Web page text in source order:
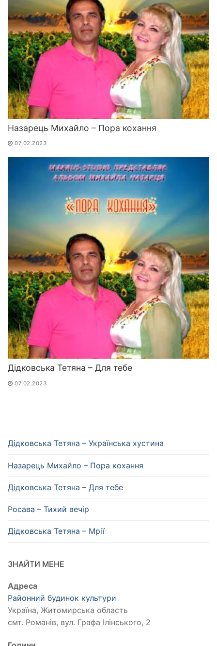
Назарець Михайло – Пора кохання
07.02.2023
Дідковська Тетяна – Для тебе
07.02.2023
Дідковська Тетяна – Українська хустина
Назарець Михайло – Пора кохання
Дідковська Тетяна – Для тебе
Росава – Тихий вечір
Дідковська Тетяна – Мрії
ЗНАЙТИ МЕНЕ
Адреса
Районний будинок культури
Україна, Житомирська область
смт. Романів, вул. Графа Ілінського, 2